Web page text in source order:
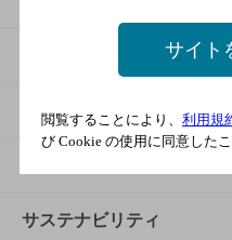
商品TOP
商品発売情報
知る・楽しむ
キャンペーン
文化・スポーツTOP
サステナビリティ
サイト
閲覧することにより、 利用規
び Cookie の使用に同意したこ